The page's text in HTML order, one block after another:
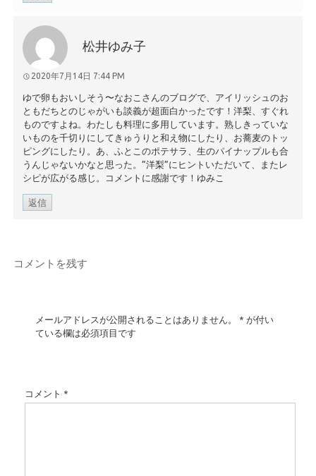
松井ゆみ子
2020年7月14日 7:44 PM
ゆで卵もおいしそう〜なおこさんのブログで、アイリッシュのお
ともだちとのじゃがいも談義が超面白かったです！洋梨、すぐれ
ものですよね。わたしも料理に多用しています。熟しきっていな
いものを千切りにしてきゅうりと和え物にしたり、お蕎麦のトッ
ピングにしたり。あ、ふとこのポテサラ、生のパイナップルも合
うんじゃないかなと思った。”洋梨”にヒントいただいて、またレ
シピが広がる感じ。コメントに感謝です！ゆみこ
返信
コメントを残す
メールアドレスが公開されることはありません。 * が付い
ている欄は必須項目です
コメント *